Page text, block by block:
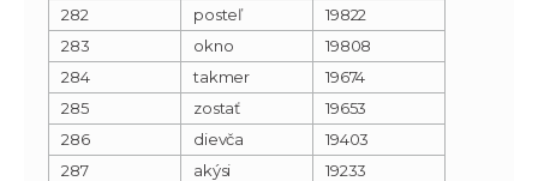
282
posteľ
19822
283
okno
19808
284
takmer
19674
285
zostať
19653
286
dievča
19403
287
akýsi
19233